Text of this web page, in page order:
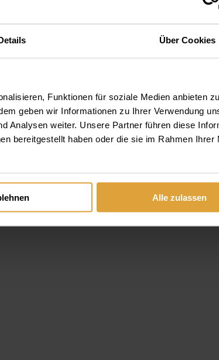
Über Cookies
Funktionen für soziale Medien anbieten
geben wir Informationen zu Ihrer Verwendung
Analysen weiter. Unsere Partner führen diese
bereitgestellt haben oder die sie im Rahmen Ihrer
Alle zulassen